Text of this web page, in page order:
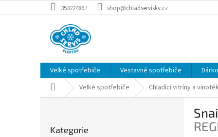
na
353224867 shop@chladserviskv.cz
Velké spotřebiče Vestavné spotřebiče
Domů Velké spotřebiče Chladící vitríny a
kategorie
Kategorie